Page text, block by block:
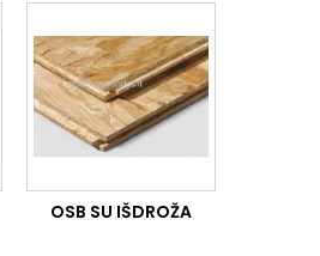
OSB SU IŠDROŽA